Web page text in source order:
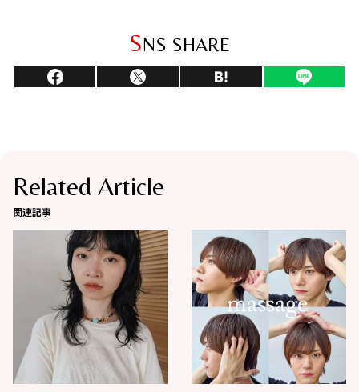
SNS SHARE
Related Article
関連記事